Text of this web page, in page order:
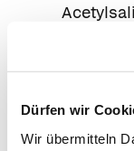
Dürfen wir
Wir übermitteln